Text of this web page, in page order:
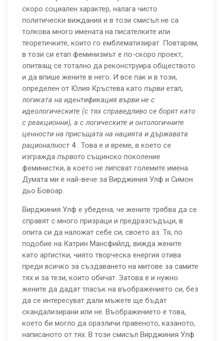
скоро социален характер, налага чисто
политически виждания и в този смисъл не са
толкова много имената на писателките или
теоретичките, които го емблематизират. Повтарям,
в този си етап феминизмът е по-скоро проект,
опитващ се тотално да реконструира обществото
и да впише жените в него. И все пак и в този,
определен от Юлия Кръстева като първи етап,
логиката на идентификация върви не с
идеологическите (с тях справедливо се борят като
с реакционни), а с логическите и онтологичните
ценности на присъщата на нацията и държавата
рационалност4 . Това е и време, в което се
изгражда първото същинско поколение
феминистки, в което не липсват големите имена.
Думата ми е най-вече за Вирджиния Улф и Симон
дьо Бовоар.
Вирджиния Улф е убедена, че жените трябва да се
справят с много призраци и предразсъдъци, в
опита си да наложат себе си, своето аз. Тя, по
подобие на Катрин Мансфийлд, вижда жените
като артистки, чиято творческа енергия отива
преди всичко за създаването на митове за самите
тях и за тези, които обичат. Затова е и нужно
жените да дадат тласък на въображението си, без
да се интересуват дали мъжете ще бъдат
скандализирани или не. Въображението е това,
което би могло да оразличи правеното, казаното,
написаното от тях. В този смисъл Вирджиния Улф